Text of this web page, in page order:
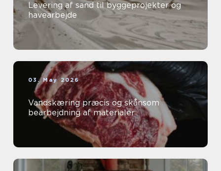
Levering af sand til byggeprojekter og
havearbejde
03. May 2026
Vandskæring præcis og skånsom
bearbejdning af materialer